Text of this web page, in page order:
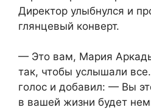
Директор улыбнулся и
глянцевый конверт.
— Это вам, Мария
так, чтобы услышали
голос и добавил: — Вы
в вашей жизни будет